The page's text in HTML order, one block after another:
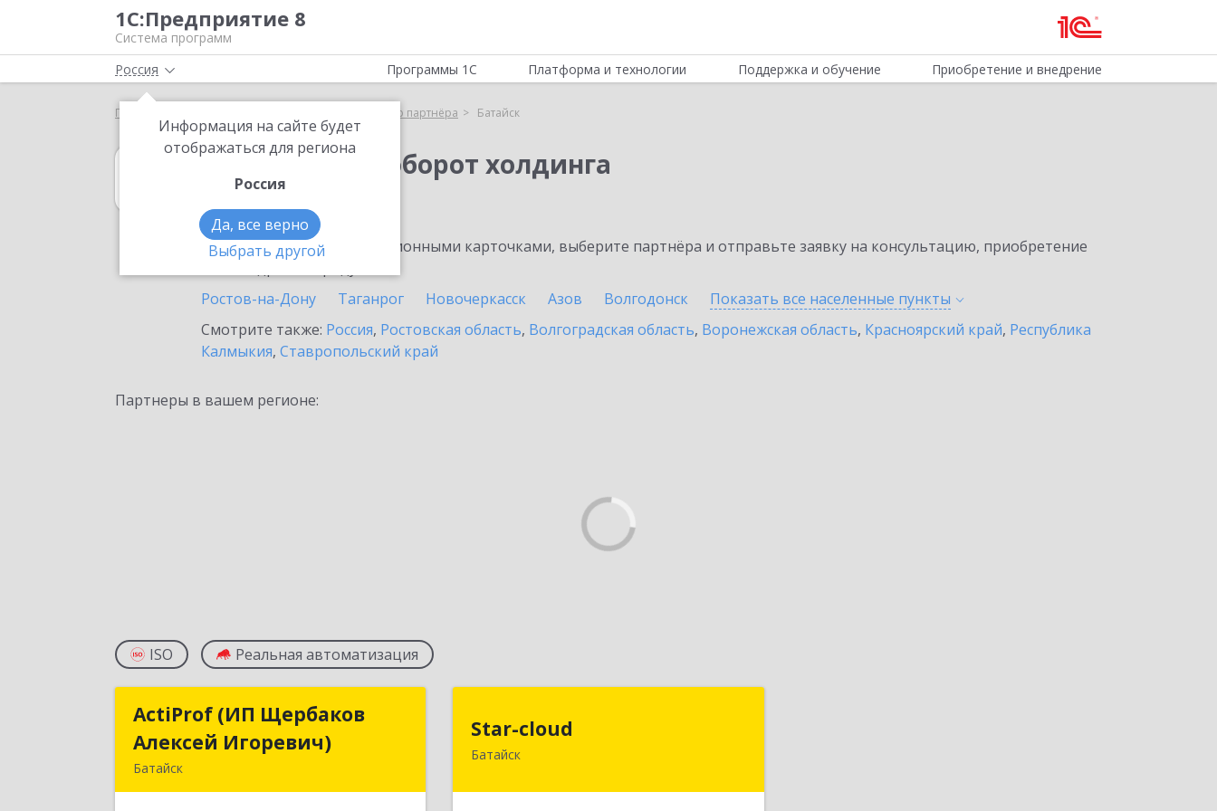
1С:Предприятие 8
Система программ
Россия
Информация на сайте будет
отображаться для региона
Россия
Да, все верно
Выбрать другой
Программы 1С Платформа и технологии Поддержка и обучение Приобретение и внедрение
Главная Выбор партнёра Батайск
1С:Документооборот холдинга
в Батайске
Ознакомьтесь с информационными карточками, выберите партнёра и отправьте заявку на консультацию, приобретение
Ростов-на-Дону
Таганрог Новочеркасск Азов Волгодонск Показать все населенные пункты
Смотрите также: Россия, Ростовская область, Волгоградская область, Воронежская область, Красноярский край, Республика
Калмыкия, Ставропольский край
Партнеры в вашем регионе:
ISO Реальная автоматизация
ActiProf (ИП Щербаков
Алексей Игоревич)
Батайск
ActiProf (ИП Щербаков
Алексей Игоревич)
Star-cloud
Батайск346880, Ростовская обл, Батайск г,